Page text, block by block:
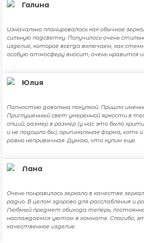
Галина
Изначально планировалось как обычное
сильную подсветку. Получилось очень
изделие, которое всегда включаем, как
особую атмосферу вносит, очень нравится
Юлия
Полностью довольна покупкой. Пришло
Приглушенный свет умеренной яркости в
опций, размер в размер (у нас это было
и не подошло бы), оригинальная форма, хоть и
равно непривычная. Думаю, что купим еще.
Лана
Очень понравилось зеркало в качестве
радио. В целом здорово для расслабления и
Любмый предмет обихода теперь, постоянно
наслаждаемся уютом в комнате. Спасибо,
качественное изделие.